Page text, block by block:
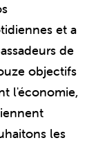
et a
de
objectifs
l'économie,
les